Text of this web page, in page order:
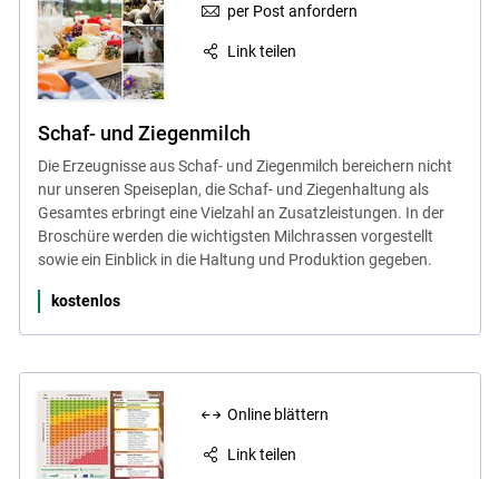
per Post anfordern
Link teilen
Schaf- und Ziegenmilch
Die Erzeugnisse aus Schaf- und Ziegenmilch bereichern nicht
nur unseren Speiseplan, die Schaf- und Ziegenhaltung als
Gesamtes erbringt eine Vielzahl an Zusatzleistungen. In der
Broschüre werden die wichtigsten Milchrassen vorgestellt
sowie ein Einblick in die Haltung und Produktion gegeben.
kostenlos
Online blättern
Link teilen